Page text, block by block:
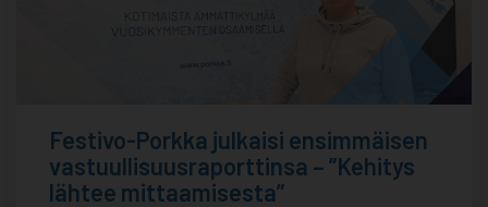
Festivo-Porkka julkaisi ensimmäisen
vastuullisuusraporttinsa – ”Kehitys
lähtee mittaamisesta”